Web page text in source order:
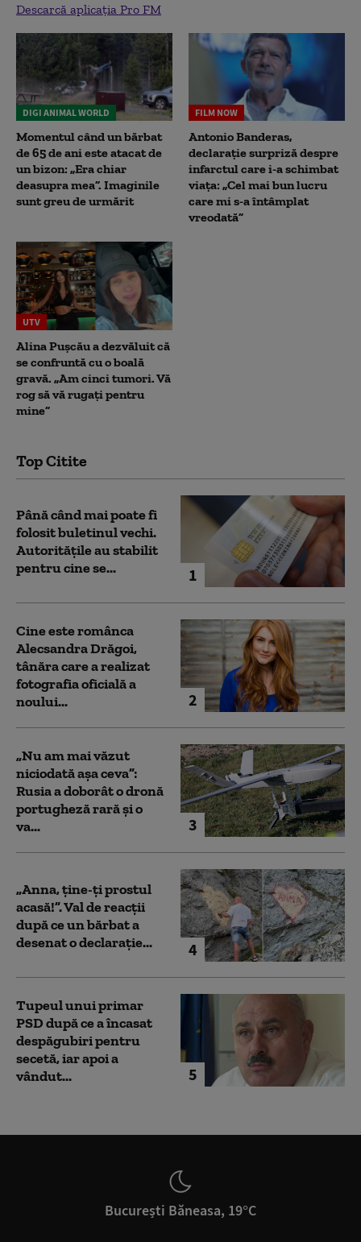
Descarcă aplicația Pro FM
DIGI ANIMAL WORLD
Momentul când un bărbat
de 65 de ani este atacat de
un bizon: „Era chiar
deasupra mea”. Imaginile
sunt greu de urmărit
FILM NOW
Antonio Banderas,
declarație surpriză despre
infarctul care i-a schimbat
viața: „Cel mai bun lucru
care mi s-a întâmplat
vreodată”
UTV
Alina Pușcău a dezvăluit că
se confruntă cu o boală
gravă. „Am cinci tumori. Vă
rog să vă rugați pentru
mine”
Top Citite
1
Până când mai poate fi
folosit buletinul vechi.
Autoritățile au stabilit
pentru cine se...
2
Cine este românca
Alecsandra Drăgoi,
tânăra care a realizat
fotografia oficială a
noului...
3
„Nu am mai văzut
niciodată așa ceva”:
Rusia a doborât o dronă
portugheză rară și o
va...
4
„Anna, ţine-ţi prostul
acasă!”. Val de reacții
după ce un bărbat a
desenat o declarație...
5
Tupeul unui primar
PSD după ce a încasat
despăgubiri pentru
secetă, iar apoi a
vândut...
București Băneasa, 19°C